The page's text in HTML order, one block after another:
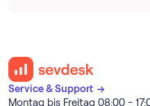
Service & Support →
Montag bis Freitag 08:00 -